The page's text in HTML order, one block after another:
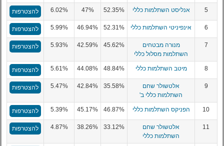
5 אנליסט השתלמות כללי 52.35%
47%
6.02% להצטרפות
6 אינפיניטי השתלמות כללי 52.31%
46.94%
5.99% להצטרפות
7
מנורה מבטחים
השתלמות מסלול כללי
45.62%
42.59%
5.93% להצטרפות
8 מיטב השתלמות כללי 48.84%
44.08%
5.61% להצטרפות
9
אלטשולר שחם
השתלמות כללי ב'
35.58%
42.84%
5.47% להצטרפות
10 הפניקס השתלמות כללי 46.87%
45.17%
5.39% להצטרפות
11
אלטשולר שחם
השתלמות כללי
33.12%
38.26%
4.87% להצטרפות